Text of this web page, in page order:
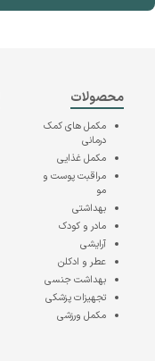
محصولات
مکمل های کمک
درمانی
مکمل غذایی
مراقبت پوست و
مو
بهداشتی
مادر و کودک
آرایشی
عطر و ادکلن
بهداشت جنسی
تجهیزات پزشکی
مکمل ورزشی